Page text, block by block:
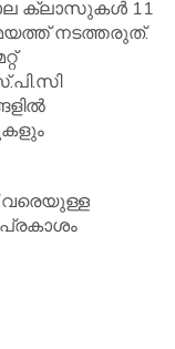
ക്ലാസുകള്‍ 11
നടത്തരുത്.